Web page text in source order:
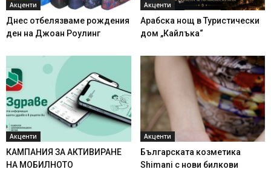
Акценти
Днес отбелязваме рождения
ден на Джоан Роулинг
Акценти
Арабска нощ в Туристически
дом „Кайлъка“
Акценти
КАМПАНИЯ ЗА АКТИВИРАНЕ
НА МОБИЛНОТО
Акценти
Българската козметика
Shimani с нови билкови